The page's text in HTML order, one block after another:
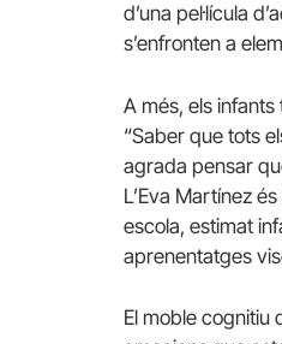
d’una pel·lícula
s’enfronten a
A més, els
“Saber que tots
agrada pensar
L’Eva Martínez
escola, estimat
aprenentatges
El moble cognitiu